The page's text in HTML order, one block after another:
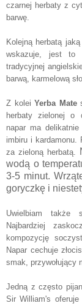
czarnej herbaty z
barwę.
Kolejną herbatą jaką
wskazuje, jest to
tradycyjnej
barwą, karmelową
Z kolei Yerba Mate
herbaty zielonej o
napar ma delikatnie
imbiru i kardamonu.
za zieloną herbatą.
wodą o
3-5 minut.
goryczkę i
Uwielbiam także
Najbardziej
kompozycję
Napar cechuje
smak, przywołujący
Jedną z często
Sir William's oferuje